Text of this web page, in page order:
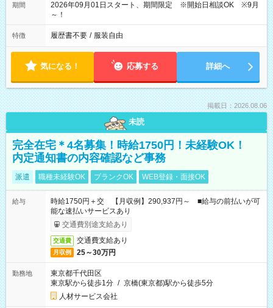
期間
2026年09月01日スタート、期間限定 ※開始日相談OK ※9月
～！
特徴 履歴書不要 / 服装自由
気になる！ 応募する 詳細へ
掲載日：2026.08.06
未読
完全在宅＊4名募集！時給1750円！未経験OK！
内定通知書の内容確認など事務
派遣 職種未経験OK ブランクOK WEB登録・面接OK
給与
時給1750円＋交 【月収例】290,937円～ ■給与の前払いが可
能な速払いサービスあり
交通費別途支給あり
交通費 交通費支給あり
月収例 25～30万円
勤務地
東京都千代田区
東京駅から徒歩1分 / 京橋(東京都)駅から徒歩5分
人材サービス会社